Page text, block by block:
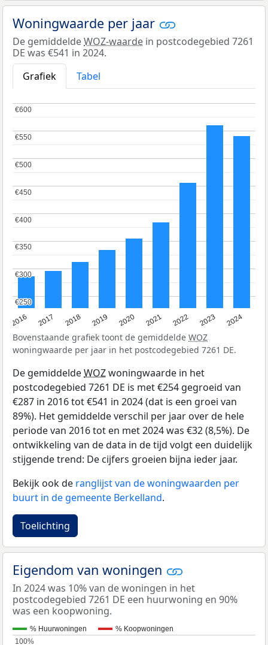
Woningwaarde per jaar
De gemiddeldeWOZ-waarde in postcodegebied 7261
DE was €541 in 2024.
Grafiek
Tabel
2016 2017 2018 2019 2020 2021 2022 2023 2024
€250
€250
€300
€300
€350
€350
€400
€400
€450
€450
€500
€500
€550
€550
€600
€600
Bovenstaande grafiek toont de gemiddelde WOZ
woningwaarde per jaar in het postcodegebied 7261 DE.
De gemiddeldeWOZwoningwaarde in het
postcodegebied 7261 DE is met €254 gegroeid van
€287 in 2016 tot €541 in 2024 (dat is een groei van
89%). Het gemiddelde verschil per jaar over de hele
periode van 2016 tot en met 2024 was €32 (8,5%). De
ontwikkeling van de data in de tijd volgt een duidelijk
stijgende trend: De cijfers groeien bijna ieder jaar.
Bekijk ook de ranglijst van de woningwaarden per
buurt in de gemeente Berkelland.
Toelichting
Eigendom van woningen
In 2024 was 10% van de woningen in het
postcodegebied 7261 DE een huurwoning en 90%
was een koopwoning.
% Huurwoningen
% Koopwoningen
100%
100%